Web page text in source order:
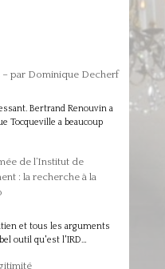
par Dominique Decherf
Bertrand Renouvin a
Tocqueville a beaucoup
de l’Institut de
: la recherche à la
et tous les arguments
outil qu'est l'IRD…